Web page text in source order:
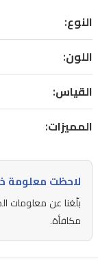
النوع:
اللون:
القياس:
المميزات:
لاحظت معلومة
بلّغنا عن معلومات
مكافأة.